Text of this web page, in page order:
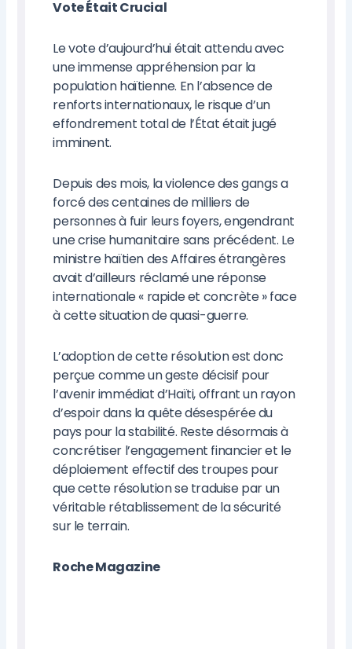
Vote Était Crucial
Le vote d’aujourd’hui était attendu avec
une immense appréhension par la
population haïtienne. En l’absence de
renforts internationaux, le risque d’un
effondrement total de l’État était jugé
imminent.
Depuis des mois, la violence des gangs a
forcé des centaines de milliers de
personnes à fuir leurs foyers, engendrant
une crise humanitaire sans précédent. Le
ministre haïtien des Affaires étrangères
avait d’ailleurs réclamé une réponse
internationale « rapide et concrète » face
à cette situation de quasi-guerre.
L’adoption de cette résolution est donc
perçue comme un geste décisif pour
l’avenir immédiat d’Haïti, offrant un rayon
d’espoir dans la quête désespérée du
pays pour la stabilité. Reste désormais à
concrétiser l’engagement financier et le
déploiement effectif des troupes pour
que cette résolution se traduise par un
véritable rétablissement de la sécurité
sur le terrain.
Roche Magazine